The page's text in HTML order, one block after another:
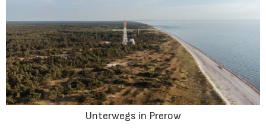
Unterwegs in Prerow